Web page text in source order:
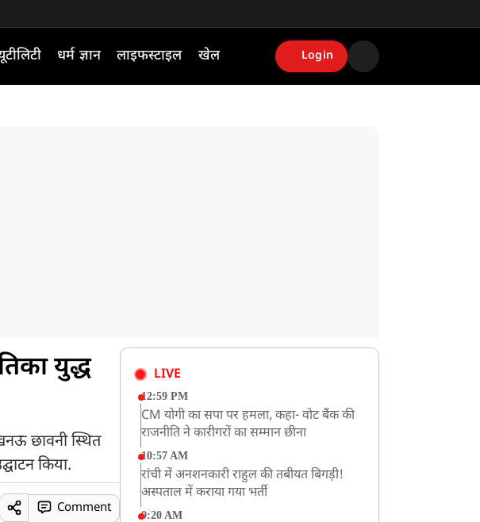
धर्म ज्ञान लाइफस्टाइल खेल Login
युद्ध
छावनी स्थित
किया.
Comment
LIVE
12:59 PM
CM योगी का सपा पर हमला, कहा- वोट बैंक की
राजनीति ने कारीगरों का सम्मान छीना
10:57 AM
रांची में अनशनकारी राहुल की तबीयत बिगड़ी!
अस्पताल में कराया गया भर्ती
9:20 AM